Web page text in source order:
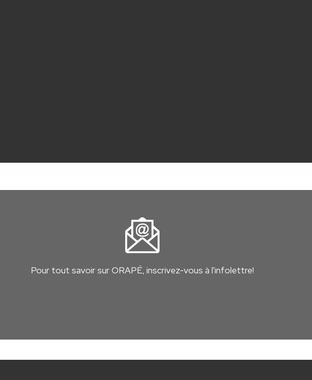
Pour tout savoir sur ORAPÉ, inscrivez-vous à l'infolettre!